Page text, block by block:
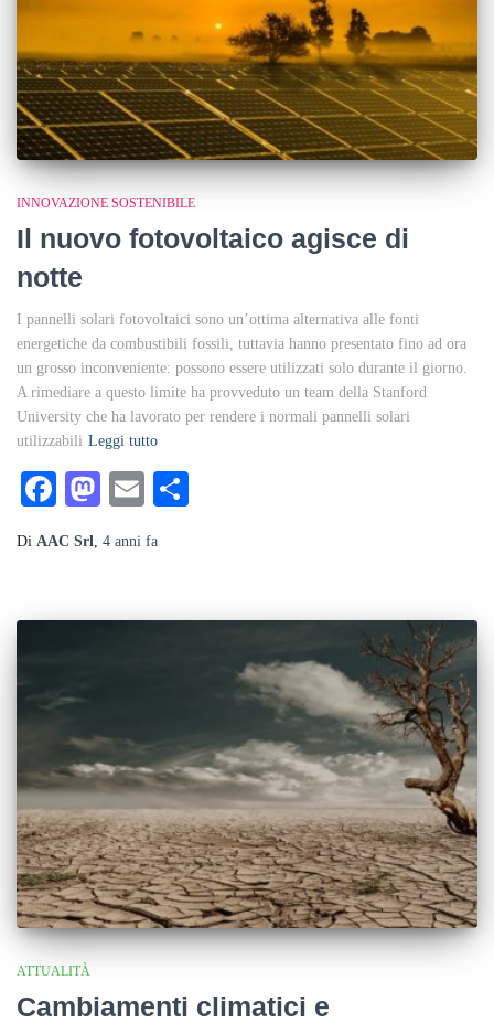
INNOVAZIONE SOSTENIBILE
Il nuovo fotovoltaico agisce di
notte
I pannelli solari fotovoltaici sono un’ottima alternativa alle fonti
energetiche da combustibili fossili, tuttavia hanno presentato fino ad ora
un grosso inconveniente: possono essere utilizzati solo durante il giorno.
A rimediare a questo limite ha provveduto un team della Stanford
University che ha lavorato per rendere i normali pannelli solari
utilizzabili Leggi tutto
Facebook
Mastodon
Email
Di AAC Srl, 4 anni fa
ATTUALITÀ
Cambiamenti climatici e